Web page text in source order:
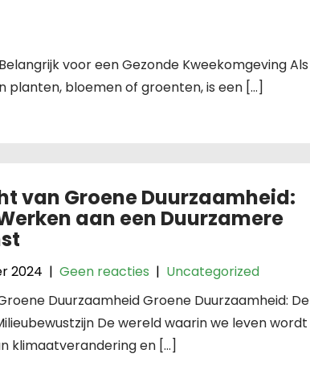
voor een Gezonde Kweekomgeving Als
bloemen of groenten, is een […]
van Groene Duurzaamheid:
aan een Duurzamere
2024 |Geen reacties | Uncategorized
Duurzaamheid Groene Duurzaamheid: De
De wereld waarin we leven wordt
klimaatverandering en […]